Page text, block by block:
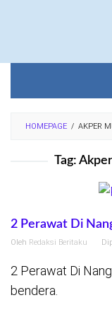
HOMEPAGE / AKPER
Tag:
2 Perawat Di
Oleh Redaksi Beritaku
2 Perawat Di
bendera.